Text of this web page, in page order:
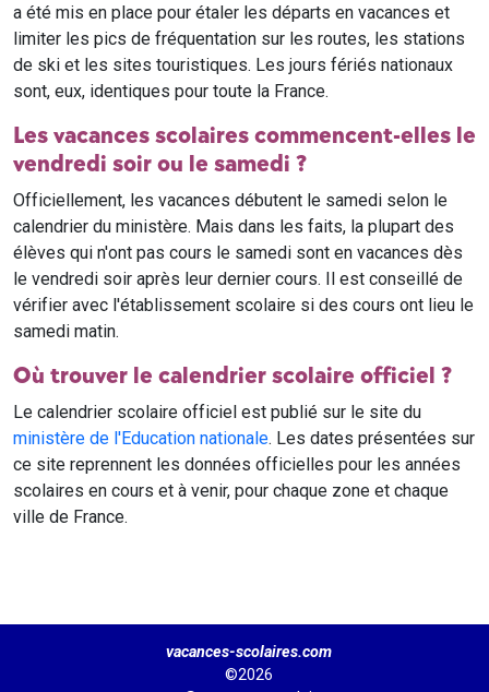
a été mis en place pour étaler les départs en vacances et
limiter les pics de fréquentation sur les routes, les stations
de ski et les sites touristiques. Les jours fériés nationaux
sont, eux, identiques pour toute la France.
Les vacances scolaires commencent-elles le
vendredi soir ou le samedi ?
Officiellement, les vacances débutent le samedi selon le
calendrier du ministère. Mais dans les faits, la plupart des
élèves qui n'ont pas cours le samedi sont en vacances dès
le vendredi soir après leur dernier cours. Il est conseillé de
vérifier avec l'établissement scolaire si des cours ont lieu le
samedi matin.
Où trouver le calendrier scolaire officiel ?
Le calendrier scolaire officiel est publié sur le site du
ministère de l'Education nationale. Les dates présentées sur
ce site reprennent les données officielles pour les années
scolaires en cours et à venir, pour chaque zone et chaque
ville de France.
vacances-scolaires.com
©2026